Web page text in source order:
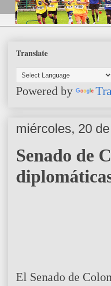
Translate
Powered by
miércoles, 20
Senado de
El Senado de